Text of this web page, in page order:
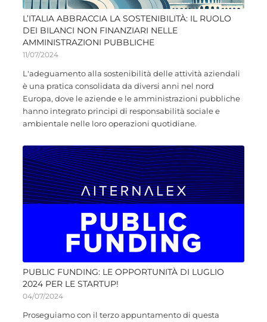
L’ITALIA ABBRACCIA LA SOSTENIBILITÀ: IL RUOLO
DEI BILANCI NON FINANZIARI NELLE
AMMINISTRAZIONI PUBBLICHE
11/07/2024
L'adeguamento alla sostenibilità delle attività aziendali
è una pratica consolidata da diversi anni nel nord
Europa, dove le aziende e le amministrazioni pubbliche
hanno integrato principi di responsabilità sociale e
ambientale nelle loro operazioni quotidiane.
PUBLIC FUNDING: LE OPPORTUNITÀ DI LUGLIO
2024 PER LE STARTUP!
04/07/2024
Proseguiamo con il terzo appuntamento di questa